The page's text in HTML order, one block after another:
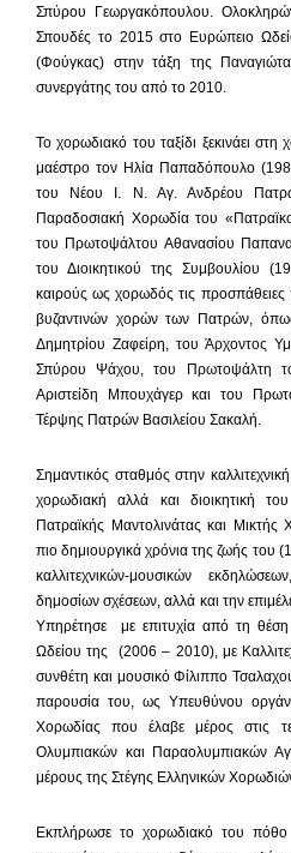
Σπύρου Γεωργακόπουλου.
Σπουδές το 2015 στο Ευρώπειο
(Φούγκας) στην τάξη της
συνεργάτης του από το 2010.
Το χορωδιακό του ταξίδι ξεκινάει
μαέστρο τον Ηλία Παπαδόπουλο
του Νέου Ι. Ν. Αγ. Ανδρέου
Παραδοσιακή Χορωδία του
του Πρωτοψάλτου Αθανασίου
του Διοικητικού της Συμβουλίου
καιρούς ως χορωδός τις
βυζαντινών χορών των Πατρών,
Δημητρίου Ζαφείρη, του Άρχοντος
Σπύρου Ψάχου, του Πρωτοψάλτη
Αριστείδη Μπουχάγερ και του
Τέρψης Πατρών Βασιλείου Σακαλή.
Σημαντικός σταθμός στην
χορωδιακή αλλά και διοικητική
Πατραϊκής Μαντολινάτας και
πιο δημιουργικά χρόνια της ζωής
καλλιτεχνικών-μουσικών
δημοσίων σχέσεων, αλλά και την
Υπηρέτησε με επιτυχία από τη θέση
Ωδείου της (2006 – 2010), με
συνθέτη και μουσικό Φίλιππο
παρουσία του, ως Υπευθύνου
Χορωδίας που έλαβε μέρος στις
Ολυμπιακών και Παραολυμπιακών
μέρους της Στέγης Ελληνικών
Εκπλήρωσε το χορωδιακό του πόθο